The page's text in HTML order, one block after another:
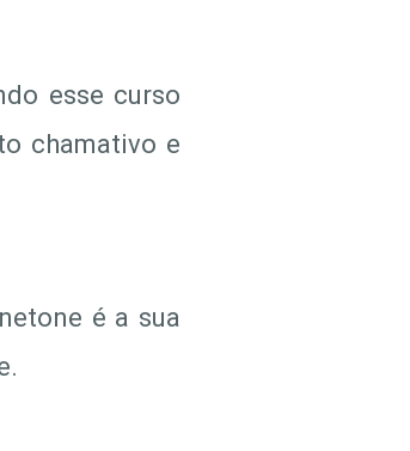
esse curso
chamativo e
é a sua